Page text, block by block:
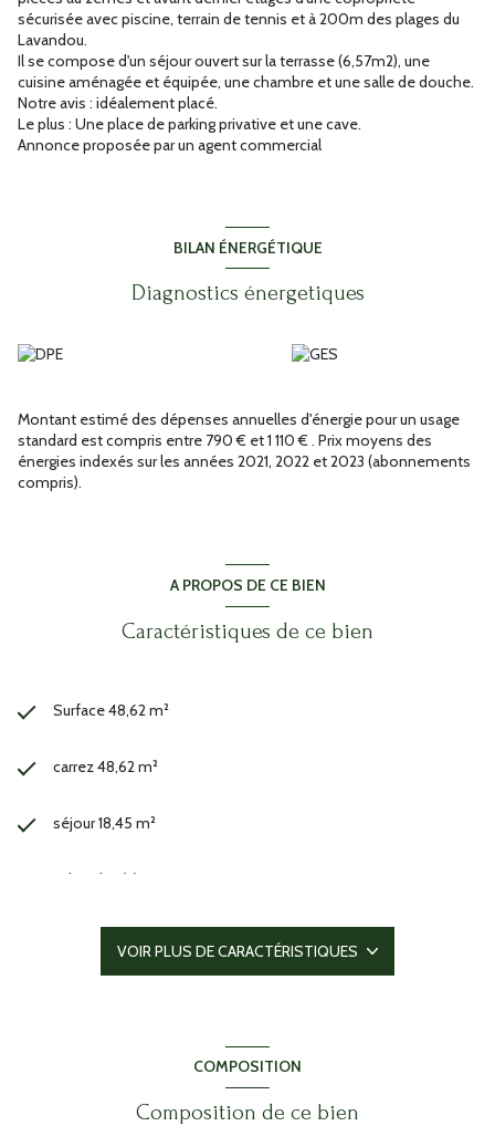
sécurisée avec piscine, terrain de tennis et à 200m des plages du
Lavandou.
Il se compose d'un séjour ouvert sur la terrasse (6,57m2), une
cuisine aménagée et équipée, une chambre et une salle de douche.
Notre avis : idéalement placé.
Le plus : Une place de parking privative et une cave.
Annonce proposée par un agent commercial
BILAN ÉNERGÉTIQUE
Diagnostics énergetiques
Montant estimé des dépenses annuelles d'énergie pour un usage
standard est compris entre 790 € et 1 110 € . Prix moyens des
énergies indexés sur les années 2021, 2022 et 2023 (abonnements
compris).
A PROPOS DE CE BIEN
Caractéristiques de ce bien
Surface 48,62 m²
carrez 48,62 m²
séjour 18,45 m²
1 chambre(s)
cuisine séparée (équipée)
VOIR PLUS DE CARACTÉRISTIQUES
COMPOSITION
Composition de ce bien